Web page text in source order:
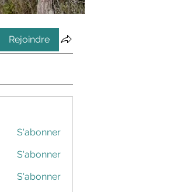
Rejoindre
S'abonner
S'abonner
S'abonner